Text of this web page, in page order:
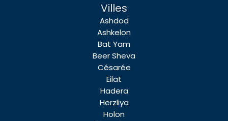
Villes
Ashdod
Ashkelon
Bat Yam
Beer Sheva
Césarée
Eilat
Hadera
Herzliya
Holon